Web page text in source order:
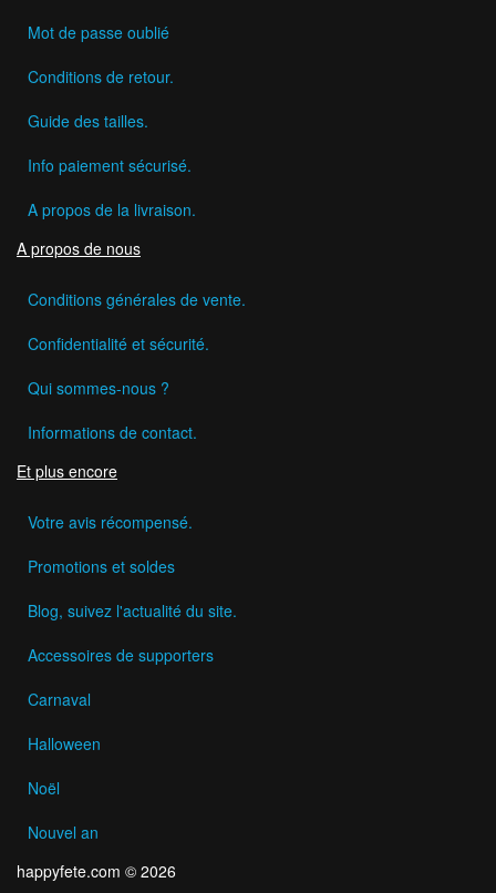
Mot de passe oublié
Conditions de retour.
Guide des tailles.
Info paiement sécurisé.
A propos de la livraison.
A propos de nous
Conditions générales de vente.
Confidentialité et sécurité.
Qui sommes-nous ?
Informations de contact.
Et plus encore
Votre avis récompensé.
Promotions et soldes
Blog, suivez l'actualité du site.
Accessoires de supporters
Carnaval
Halloween
Noël
Nouvel an
happyfete.com © 2026